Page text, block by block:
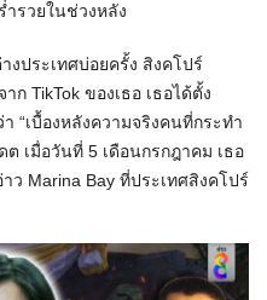
ำรวยในช่วงหลัง
ประเทศบ่อยครั้ง สิงคโปร์
ก TikTok ของเธอ เธอได้ตั้ง
“เบื้องหลังความจริงคนที่กระทำ
เมื่อวันที่ 5 เดือนกรกฎาคม เธอ
ว Marina Bay ที่ประเทศสิงคโปร์